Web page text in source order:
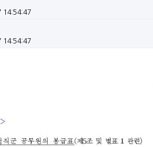
14:54:47
14:54:47